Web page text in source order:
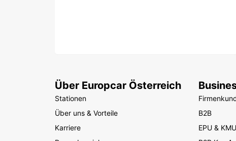
Über Europcar Österreich
Stationen
Über uns & Vorteile
Karriere
B2B
EPU & KMU